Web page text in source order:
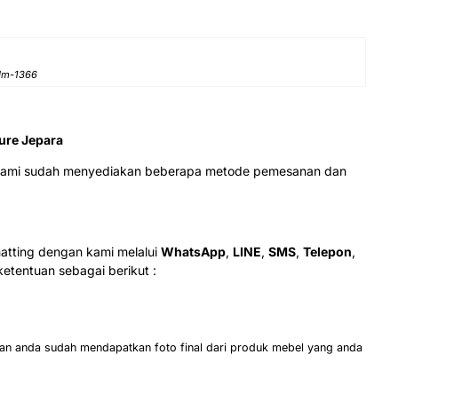
1366
Jepara
sudah menyediakan beberapa metode pemesanan dan
dengan kami melalui WhatsApp, LINE, SMS, Telepon,
sebagai berikut :
anda sudah mendapatkan foto final dari produk mebel yang anda